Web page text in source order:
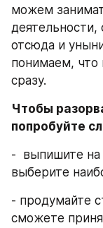
можем
деятельности,
отсюда и
понимаем, что
сразу.
Чтобы
попробуйте
-  выпишите
выберите
- продумайте
сможете